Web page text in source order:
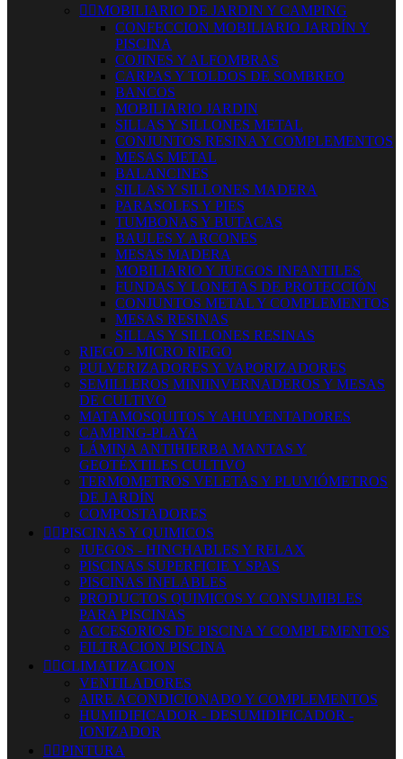
 MOBILIARIO DE JARDIN Y CAMPING
CONFECCION MOBILIARIO JARDÍN Y
PISCINA
COJINES Y ALFOMBRAS
CARPAS Y TOLDOS DE SOMBREO
BANCOS
MOBILIARIO JARDIN
SILLAS Y SILLONES METAL
CONJUNTOS RESINA Y COMPLEMENTOS
MESAS METAL
BALANCINES
SILLAS Y SILLONES MADERA
PARASOLES Y PIES
TUMBONAS Y BUTACAS
BAULES Y ARCONES
MESAS MADERA
MOBILIARIO Y JUEGOS INFANTILES
FUNDAS Y LONETAS DE PROTECCIÓN
CONJUNTOS METAL Y COMPLEMENTOS
MESAS RESINAS
SILLAS Y SILLONES RESINAS
RIEGO - MICRO RIEGO
PULVERIZADORES Y VAPORIZADORES
SEMILLEROS MINIINVERNADEROS Y MESAS
DE CULTIVO
MATAMOSQUITOS Y AHUYENTADORES
CAMPING-PLAYA
LÁMINA ANTIHIERBA MANTAS Y
GEOTÉXTILES CULTIVO
TERMOMETROS VELETAS Y PLUVIÓMETROS
DE JARDÍN
COMPOSTADORES
 PISCINAS Y QUIMICOS
JUEGOS - HINCHABLES Y RELAX
PISCINAS SUPERFICIE Y SPAS
PISCINAS INFLABLES
PRODUCTOS QUIMICOS Y CONSUMIBLES
PARA PISCINAS
ACCESORIOS DE PISCINA Y COMPLEMENTOS
FILTRACION PISCINA
 CLIMATIZACION
VENTILADORES
AIRE ACONDICIONADO Y COMPLEMENTOS
HUMIDIFICADOR - DESUMIDIFICADOR -
IONIZADOR
 PINTURA